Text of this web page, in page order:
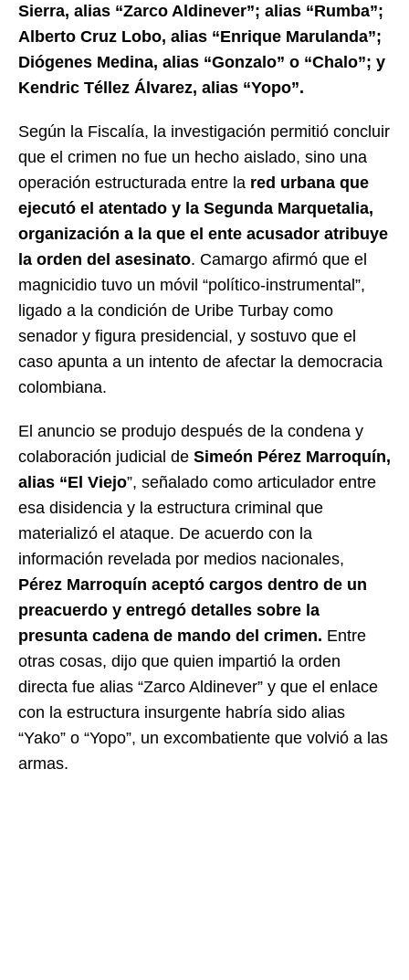
Sierra, alias “Zarco Aldinever”; alias “Rumba”;
Alberto Cruz Lobo, alias “Enrique Marulanda”;
Diógenes Medina, alias “Gonzalo” o “Chalo”; y
Kendric Téllez Álvarez, alias “Yopo”.
Según la Fiscalía, la investigación permitió concluir
que el crimen no fue un hecho aislado, sino una
operación estructurada entre la red urbana que
ejecutó el atentado y la Segunda Marquetalia,
organización a la que el ente acusador atribuye
la orden del asesinato. Camargo afirmó que el
magnicidio tuvo un móvil “político-instrumental”,
ligado a la condición de Uribe Turbay como
senador y figura presidencial, y sostuvo que el
caso apunta a un intento de afectar la democracia
colombiana.
El anuncio se produjo después de la condena y
colaboración judicial de Simeón Pérez Marroquín,
alias “El Viejo”, señalado como articulador entre
esa disidencia y la estructura criminal que
materializó el ataque. De acuerdo con la
información revelada por medios nacionales,
Pérez Marroquín aceptó cargos dentro de un
preacuerdo y entregó detalles sobre la
presunta cadena de mando del crimen. Entre
otras cosas, dijo que quien impartió la orden
directa fue alias “Zarco Aldinever” y que el enlace
con la estructura insurgente habría sido alias
“Yako” o “Yopo”, un excombatiente que volvió a las
armas.